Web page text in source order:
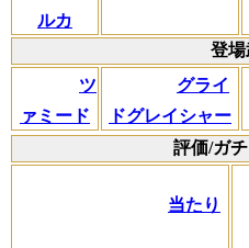
ルカ
登
ツ
ァミード
グライ
ドグレイシャー
評価/ガ
当たり